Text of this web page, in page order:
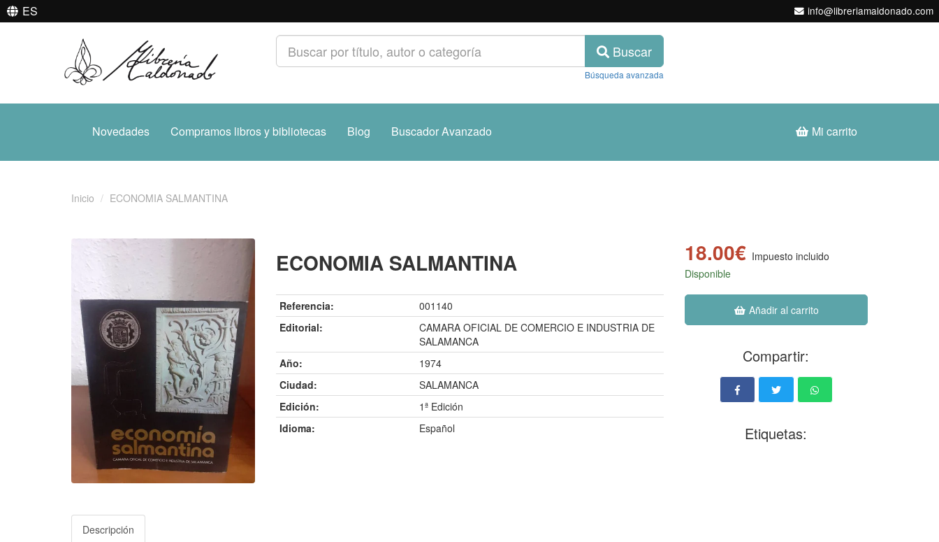
ES info@libreriamaldonado.com
Buscar
Búsqueda avanzada
Novedades Compramos libros y bibliotecas Blog Buscador Avanzado Mi carrito
Inicio ECONOMIA SALMANTINA
ECONOMIA SALMANTINA
Referencia:
001140
Editorial:
CAMARA OFICIAL DE COMERCIO E INDUSTRIA DE
SALAMANCA
Año:
1974
Ciudad:
SALAMANCA
Edición:
1ª Edición
Idioma:
Español
18.00€ Impuesto incluido
Disponible
Añadir al carrito
Compartir:
Etiquetas:
Descripción